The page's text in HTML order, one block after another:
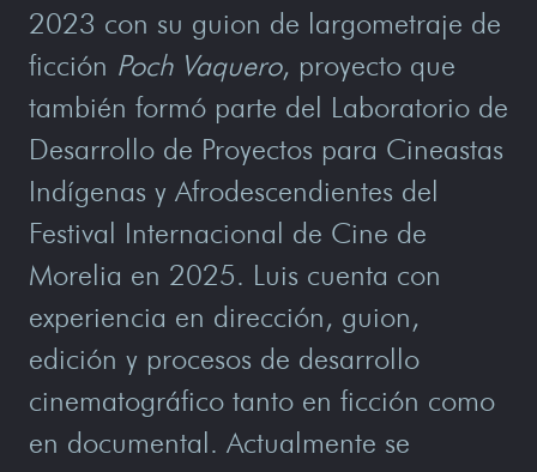
2023 con su guion de largometraje de
ficción Poch Vaquero, proyecto que
también formó parte del Laboratorio de
Desarrollo de Proyectos para Cineastas
Indígenas y Afrodescendientes del
Festival Internacional de Cine de
Morelia en 2025. Luis cuenta con
experiencia en dirección, guion,
edición y procesos de desarrollo
cinematográfico tanto en ficción como
en documental. Actualmente se